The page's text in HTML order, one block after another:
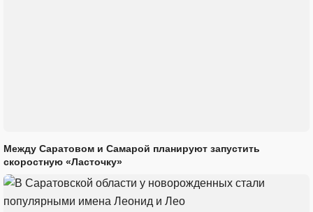
Между Саратовом и Самарой планируют запустить
скоростную «Ласточку»